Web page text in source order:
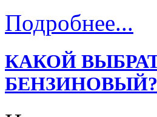
Подробнее...
КАКОЙ
БЕНЗИНОВЫЙ?